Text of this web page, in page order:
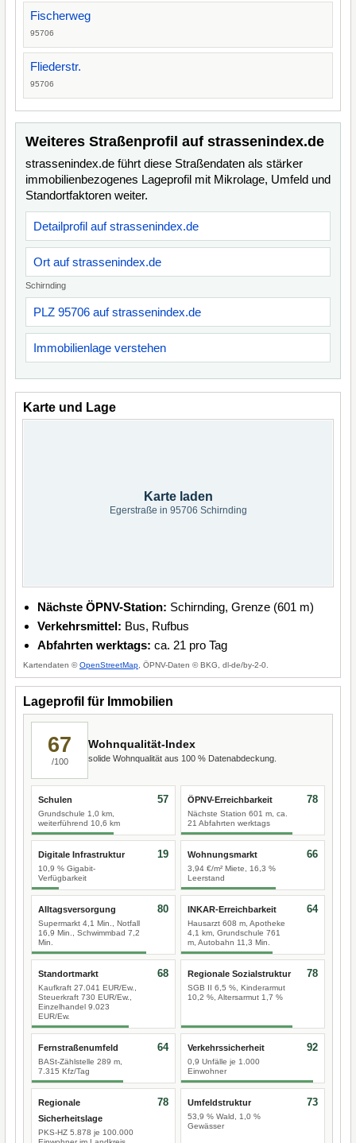
Fischerweg
95706
Fliederstr.
95706
Weiteres Straßenprofil auf strassenindex.de
strassenindex.de führt diese Straßendaten als stärker
immobilienbezogenes Lageprofil mit Mikrolage, Umfeld und
Standortfaktoren weiter.
Detailprofil auf strassenindex.de
Ort auf strassenindex.de
Schirnding
PLZ 95706 auf strassenindex.de
Immobilienlage verstehen
Karte und Lage
Karte laden
Egerstraße in 95706 Schirnding
Nächste ÖPNV-Station: Schirnding, Grenze (601 m)
Verkehrsmittel: Bus, Rufbus
Abfahrten werktags: ca. 21 pro Tag
Kartendaten ©OpenStreetMap , ÖPNV-Daten © BKG, dl-de/by-2-0.
Lageprofil für Immobilien
67
/100
Wohnqualität-Index
solide Wohnqualität aus 100 % Datenabdeckung.
Schulen
Grundschule 1,0 km,
weiterführend 10,6 km
57 ÖPNV-Erreichbarkeit
Nächste Station 601 m, ca.
21 Abfahrten werktags
78
Digitale Infrastruktur
10,9 % Gigabit-
Verfügbarkeit
19 Wohnungsmarkt
3,94 €/m² Miete, 16,3 %
Leerstand
66
Alltagsversorgung
Supermarkt 4,1 Min., Notfall
16,9 Min., Schwimmbad 7,2
Min.
80 INKAR-Erreichbarkeit
Hausarzt 608 m, Apotheke
4,1 km, Grundschule 761
m, Autobahn 11,3 Min.
64
Standortmarkt
Kaufkraft 27.041 EUR/Ew.,
Steuerkraft 730 EUR/Ew.,
Einzelhandel 9.023
EUR/Ew.
68 Regionale Sozialstruktur
SGB II 6,5 %, Kinderarmut
10,2 %, Altersarmut 1,7 %
78
Fernstraßenumfeld
BASt-Zählstelle 289 m,
7.315 Kfz/Tag
64 Verkehrssicherheit
0,9 Unfälle je 1.000
Einwohner
92
Regionale
Sicherheitslage
PKS-HZ 5.878 je 100.000
78 Umfeldstruktur
53,9 % Wald, 1,0 %
Gewässer
73